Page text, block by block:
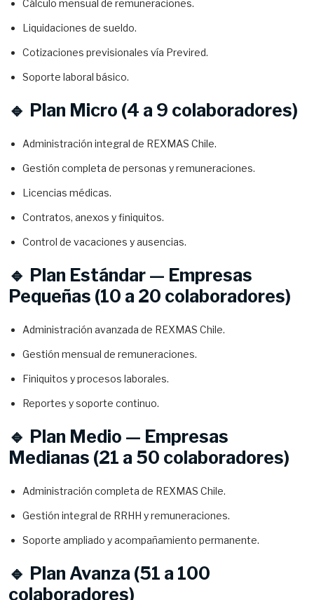
Cálculo mensual de remuneraciones.
Liquidaciones de sueldo.
Cotizaciones previsionales vía Previred.
Soporte laboral básico.
🔹 Plan Micro (4 a 9 colaboradores)
Administración integral de REXMAS Chile.
Gestión completa de personas y remuneraciones.
Licencias médicas.
Contratos, anexos y finiquitos.
Control de vacaciones y ausencias.
🔹 Plan Estándar — Empresas
Pequeñas (10 a 20 colaboradores)
Administración avanzada de REXMAS Chile.
Gestión mensual de remuneraciones.
Finiquitos y procesos laborales.
Reportes y soporte continuo.
🔹 Plan Medio — Empresas
Medianas (21 a 50 colaboradores)
Administración completa de REXMAS Chile.
Gestión integral de RRHH y remuneraciones.
Soporte ampliado y acompañamiento permanente.
🔹 Plan Avanza (51 a 100
colaboradores)